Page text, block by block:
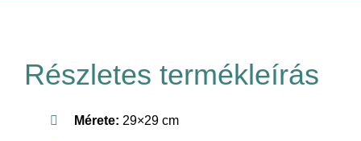
Részletes termékleírás
Mérete: 29×29 cm